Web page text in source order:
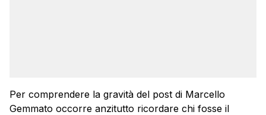
Per comprendere la gravità del post di Marcello
Gemmato occorre anzitutto ricordare chi fosse il